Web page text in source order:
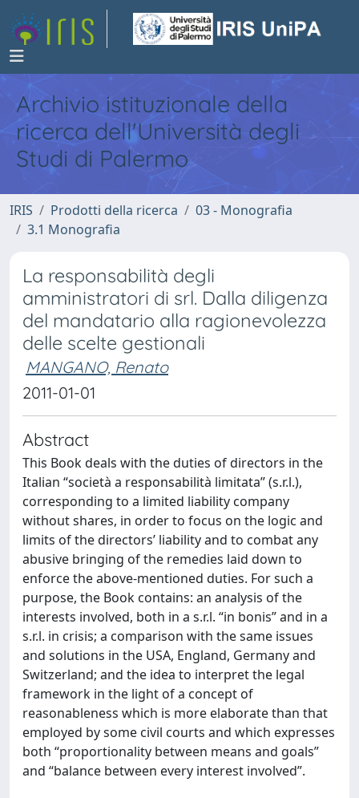
Archivio istituzionale della
ricerca dell'Università degli
Studi di Palermo
IRIS Prodotti della ricerca
03 - Monografia
3.1 Monografia
La responsabilità degli
amministratori di srl. Dalla diligenza
del mandatario alla ragionevolezza
delle scelte gestionali
MANGANO, Renato
2011-01-01
Abstract
This Book deals with the duties of directors in the
Italian “società a responsabilità limitata” (s.r.l.),
corresponding to a limited liability company
without shares, in order to focus on the logic and
limits of the directors’ liability and to combat any
abusive bringing of the remedies laid down to
enforce the above-mentioned duties. For such a
purpose, the Book contains: an analysis of the
interests involved, both in a s.r.l. “in bonis” and in a
s.r.l. in crisis; a comparison with the same issues
and solutions in the USA, England, Germany and
Switzerland; and the idea to interpret the legal
framework in the light of a concept of
reasonableness which is more elaborate than that
employed by some civil courts and which expresses
both “proportionality between means and goals”
and “balance between every interest involved”.